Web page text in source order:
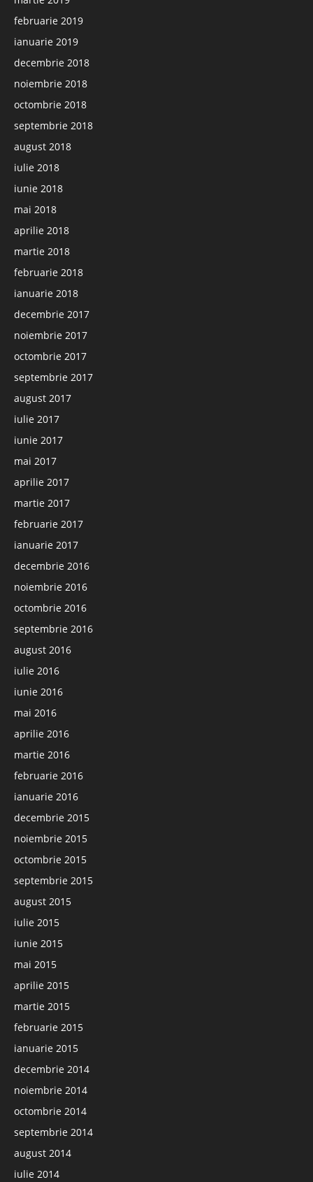
februarie 2019
ianuarie 2019
decembrie 2018
noiembrie 2018
octombrie 2018
septembrie 2018
august 2018
iulie 2018
iunie 2018
mai 2018
aprilie 2018
martie 2018
februarie 2018
ianuarie 2018
decembrie 2017
noiembrie 2017
octombrie 2017
septembrie 2017
august 2017
iulie 2017
iunie 2017
mai 2017
aprilie 2017
martie 2017
februarie 2017
ianuarie 2017
decembrie 2016
noiembrie 2016
octombrie 2016
septembrie 2016
august 2016
iulie 2016
iunie 2016
mai 2016
aprilie 2016
martie 2016
februarie 2016
ianuarie 2016
decembrie 2015
noiembrie 2015
octombrie 2015
septembrie 2015
august 2015
iulie 2015
iunie 2015
mai 2015
aprilie 2015
martie 2015
februarie 2015
ianuarie 2015
decembrie 2014
noiembrie 2014
octombrie 2014
septembrie 2014
august 2014
iulie 2014